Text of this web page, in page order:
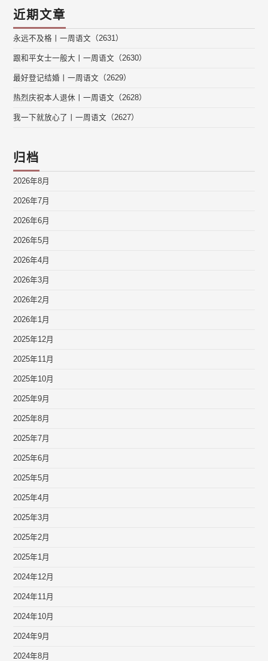
近期文章
永远不及格丨一周语文（2631）
跟和平女士一般大丨一周语文（2630）
最好登记结婚丨一周语文（2629）
热烈庆祝本人退休丨一周语文（2628）
我一下就放心了丨一周语文（2627）
归档
2026年8月
2026年7月
2026年6月
2026年5月
2026年4月
2026年3月
2026年2月
2026年1月
2025年12月
2025年11月
2025年10月
2025年9月
2025年8月
2025年7月
2025年6月
2025年5月
2025年4月
2025年3月
2025年2月
2025年1月
2024年12月
2024年11月
2024年10月
2024年9月
2024年8月